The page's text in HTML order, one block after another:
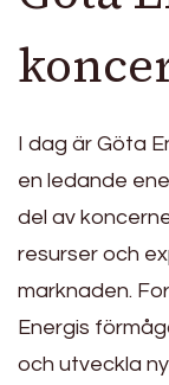
I dag är Göta
en ledande
del av
resurser och
marknaden.
Energis
och utveckla